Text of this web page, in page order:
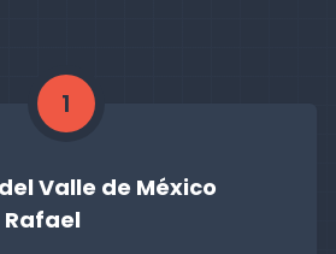
1
Valle de México
Rafael